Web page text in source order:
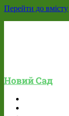
Перейти до вмісту
Новий Сад